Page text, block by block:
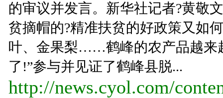
的审议并发言。新华社记者?黄敬
贫摘帽的?精准扶贫的好政策又如
叶、金果梨……鹤峰的农产品越来
了!”参与并见证了鹤峰县脱...
http://news.cyol.com/